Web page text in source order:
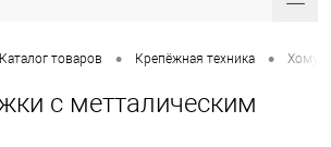
Каталог товаров • Крепёжная техника •
с метталическим